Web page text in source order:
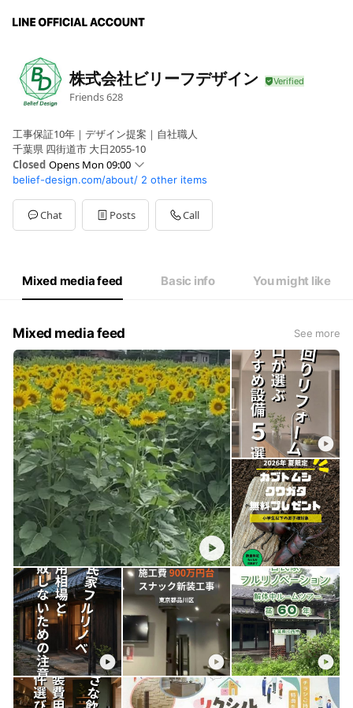
株式会社ビリーフデザイン
Friends628
工事保証10年｜デザイン提案｜自社職人
千葉県 四街道市 大日2055-10
Closed Opens Mon 09:00
Sun09:00 - 18:00
Mon09:00 - 18:00
Tue09:00 - 18:00
Wed09:00 - 18:00
09:00 - 18:00
営業時間外でもLINE・メール・お電話ご対応しております。
belief-design.com/about/ 2 other items
Chat Posts Call
Mixed media feed Basic info You might like
Mixed media feed See more